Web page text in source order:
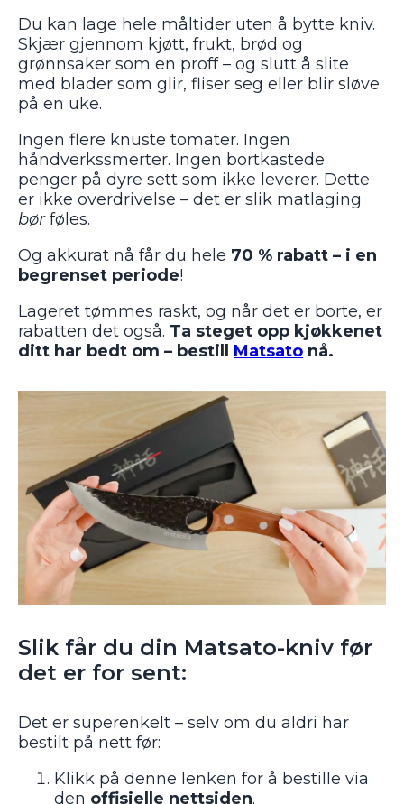
Du kan lage hele måltider uten å bytte kniv.
Skjær gjennom kjøtt, frukt, brød og
grønnsaker som en proff – og slutt å slite
med blader som glir, fliser seg eller blir sløve
på en uke.
Ingen flere knuste tomater. Ingen
håndverkssmerter. Ingen bortkastede
penger på dyre sett som ikke leverer. Dette
er ikke overdrivelse – det er slik matlaging
børføles.
Og akkurat nå får du hele 70 % rabatt – i en
begrenset periode!
Lageret tømmes raskt, og når det er borte, er
rabatten det også. Ta steget opp kjøkkenet
ditt har bedt om – bestill Matsato nå.
Slik får du din Matsato-kniv før
det er for sent:
Det er superenkelt – selv om du aldri har
bestilt på nett før:
Klikk på denne lenken for å bestille via
den offisielle nettsiden.